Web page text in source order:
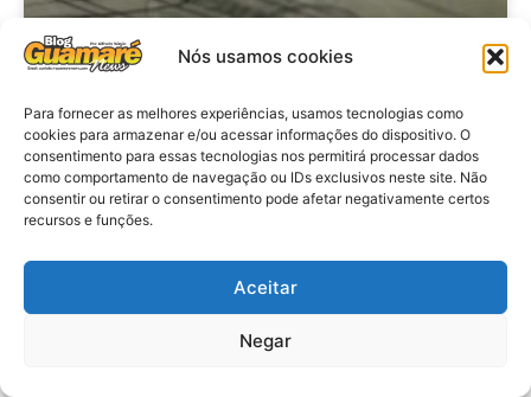
Nós usamos cookies
Para fornecer as melhores experiências, usamos tecnologias como
cookies para armazenar e/ou acessar informações do dispositivo. O
consentimento para essas tecnologias nos permitirá processar dados
como comportamento de navegação ou IDs exclusivos neste site. Não
consentir ou retirar o consentimento pode afetar negativamente certos
recursos e funções.
Aceitar
Negar
Brasil: Policia Federal investiga
753 casos de crimes eleitorais
antes das eleições